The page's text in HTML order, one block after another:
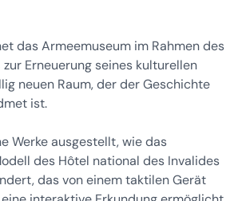
das Armeemuseum im Rahmen des
zur Erneuerung seines kulturellen
neuen Raum, der der Geschichte
ist.
Werke ausgestellt, wie das
des Hôtel national des Invalides
das von einem taktilen Gerät